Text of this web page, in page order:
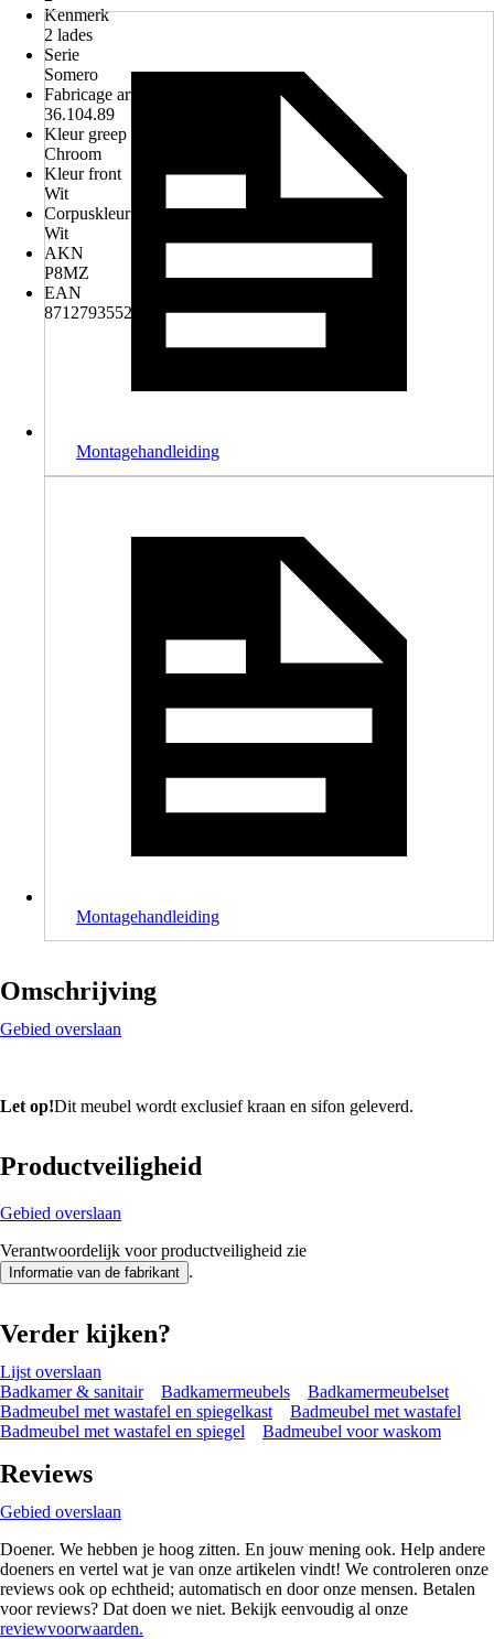
Kenmerk
2 lades
Serie
Somero
Fabricage artikelnummer
36.104.89
Kleur greep
Chroom
Kleur front
Wit
Corpuskleur
Wit
AKN
P8MZ
EAN
8712793552018
Montagehandleiding
Montagehandleiding
Omschrijving
Gebied overslaan
Let op!Dit meubel wordt exclusief kraan en sifon geleverd.
Productveiligheid
Gebied overslaan
Verantwoordelijk voor productveiligheid zie
Informatie van de fabrikant .
Verder kijken?
Lijst overslaan
Badkamer & sanitair
Badkamermeubels
Badkamermeubelset
Badmeubel met wastafel en spiegelkast
Badmeubel met wastafel
Badmeubel met wastafel en spiegel
Badmeubel voor waskom
Reviews
Gebied overslaan
Doener. We hebben je hoog zitten. En jouw mening ook. Help andere
doeners en vertel wat je van onze artikelen vindt! We controleren onze
reviews ook op echtheid; automatisch en door onze mensen. Betalen
voor reviews? Dat doen we niet. Bekijk eenvoudig al onze
reviewvoorwaarden.